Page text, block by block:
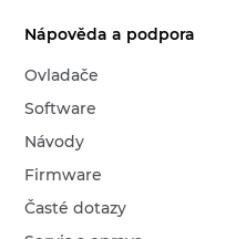
Nápověda a podpora
Ovladače
Software
Návody
Firmware
Časté dotazy